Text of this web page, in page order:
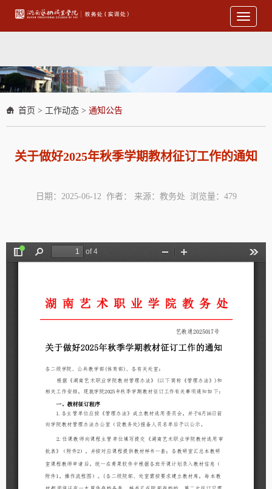
Toggle
首页 > 工作动态 > 通知公告
关于做好2025年秋季学期教材征订工作的通知
日期：2025-06-12 作者： 来源：教务处 浏览量： 479